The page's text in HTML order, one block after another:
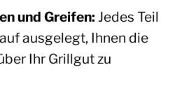
und Greifen: Jedes Teil
ausgelegt, Ihnen die
Ihr Grillgut zu